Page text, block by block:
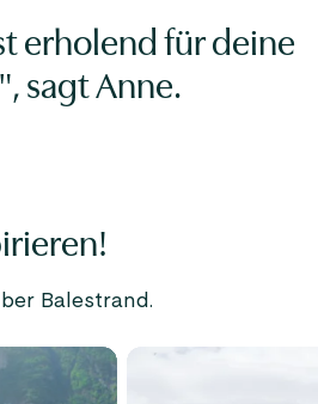
erholend für deine
sagt Anne.
Balestrand.